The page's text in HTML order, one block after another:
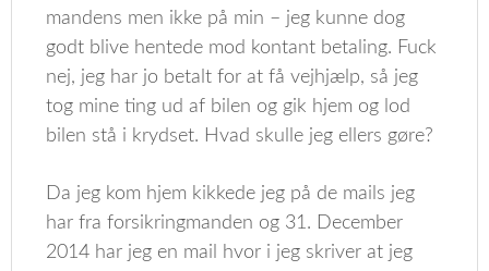
mandens men ikke på min – jeg kunne dog
godt blive hentede mod kontant betaling. Fuck
nej, jeg har jo betalt for at få vejhjælp, så jeg
tog mine ting ud af bilen og gik hjem og lod
bilen stå i krydset. Hvad skulle jeg ellers gøre?
Da jeg kom hjem kikkede jeg på de mails jeg
har fra forsikringmanden og 31. December
2014 har jeg en mail hvor i jeg skriver at jeg